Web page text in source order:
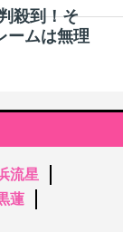
殺到！そ
ームは無理
流星
蓮